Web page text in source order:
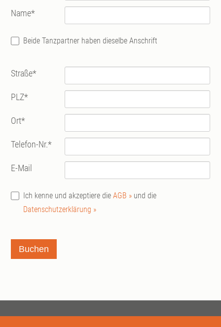
Name*
Beide Tanzpartner haben dieselbe Anschrift
Straße*
PLZ*
Ort*
Telefon-Nr.*
E-Mail
Ich kenne und akzeptiere dieAGB » und die
Datenschutzerklärung »
Buchen